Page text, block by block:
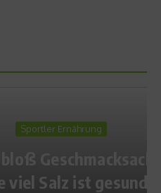
ist gesund?